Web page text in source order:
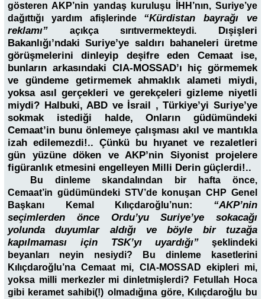
gösteren AKP’nin yandaş kuruluşu İHH’nın, Suriye’ye
dağıttığı yardım afişlerinde “Kürdistan bayrağı ve
reklamı” açıkça sırıtıvermekteydi. Dışişleri
Bakanlığı’ndaki Suriye’ye saldırı bahaneleri üretme
görüşmelerini dinleyip deşifre eden Cemaat ise,
bunların arkasındaki CIA-MOSSAD’ı hiç görmemek
ve gündeme getirmemek ahmaklık alameti miydi,
yoksa asıl gerçekleri ve gerekçeleri gizleme niyetli
miydi? Halbuki, ABD ve İsrail , Türkiye’yi Suriye’ye
sokmak istediği halde, Onların güdümündeki
Cemaat’in bunu önlemeye çalışması akıl ve mantıkla
izah edilemezdi!.. Çünkü bu hıyanet ve rezaletleri
gün yüzüne döken ve AKP’nin Siyonist projelere
figüranlık etmesini engelleyen Milli Derin güçlerdi!..
Bu dinleme skandalından bir hafta önce,
Cemaat’in güdümündeki STV’de konuşan CHP Genel
Başkanı Kemal Kılıçdaroğlu’nun: “AKP’nin
seçimlerden önce Ordu’yu Suriye’ye sokacağı
yolunda duyumlar aldığı ve böyle bir tuzağa
kapılmaması için TSK’yı uyardığı” şeklindeki
beyanları neyin nesiydi? Bu dinleme kasetlerini
Kılıçdaroğlu’na Cemaat mi, CIA-MOSSAD ekipleri mi,
yoksa milli merkezler mi dinletmişlerdi? Fetullah Hoca
gibi keramet sahibi(!) olmadığına göre, Kılıçdaroğlu bu